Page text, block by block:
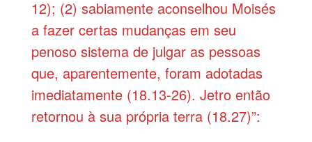
12); (2) sabiamente aconselhou Moisés
a fazer certas mudanças em seu
penoso sistema de julgar as pessoas
que, aparentemente, foram adotadas
imediatamente (18.13-26). Jetro então
retornou à sua própria terra (18.27)”: